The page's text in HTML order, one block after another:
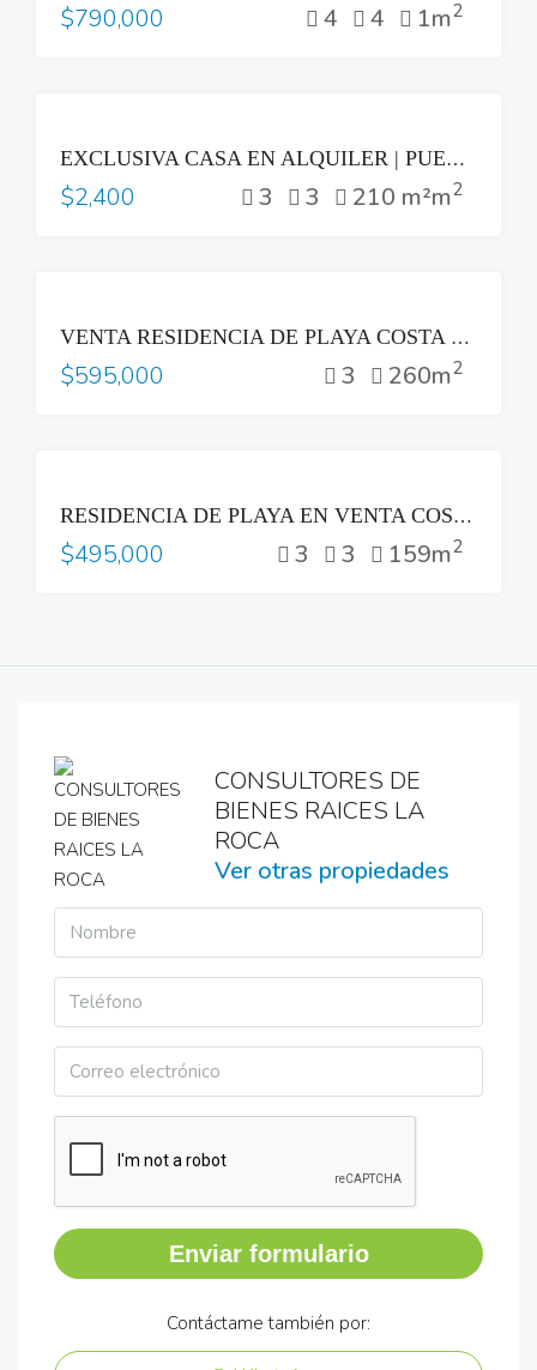
$790,000 4 4 1m2
EXCLUSIVA CASA EN ALQUILER | PUERTA DEL BÁLSAMO II, NUEVO CUSCATLÁN
$2,400 3 3 210 m²m2
VENTA RESIDENCIA DE PLAYA COSTA DEL SOL
$595,000 3 260m2
RESIDENCIA DE PLAYA EN VENTA COSTA DEL SOL
$495,000 3 3 159m2
CONSULTORES DE
BIENES RAICES LA
ROCA
Ver otras propiedades
Enviar formulario
Contáctame también por: